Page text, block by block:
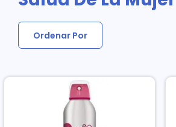
Ordenar Por